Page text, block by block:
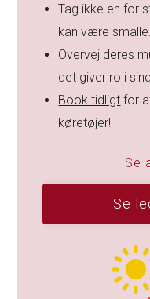
Tag ikke en for
kan være smalle.
Overvej deres
det giver ro i
Book tidligt for
køretøjer!
Se
Se